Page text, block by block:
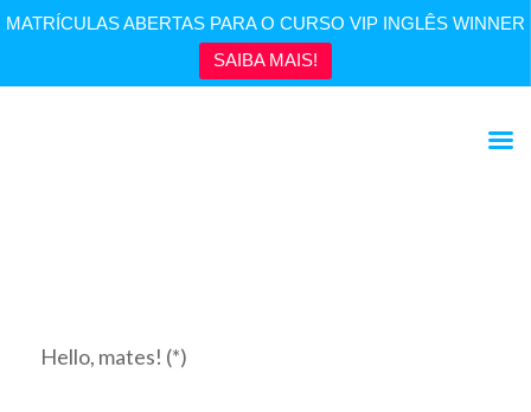
MATRÍCULAS ABERTAS PARA O CURSO VIP INGLÊS WINNER
SAIBA MAIS!
Hello, mates! (*)